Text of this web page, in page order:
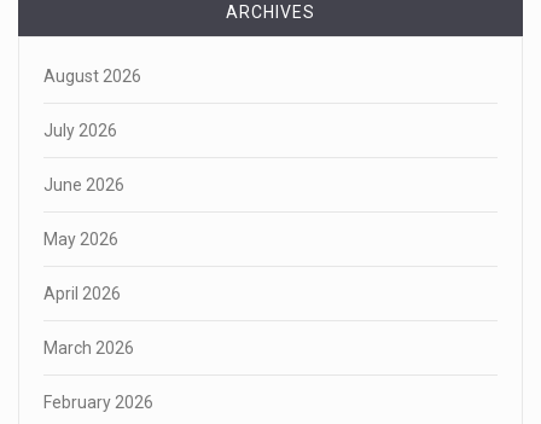
ARCHIVES
August 2026
July 2026
June 2026
May 2026
April 2026
March 2026
February 2026